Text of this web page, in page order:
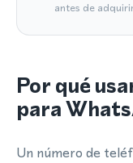
antes de
Por qué
para
Un número de